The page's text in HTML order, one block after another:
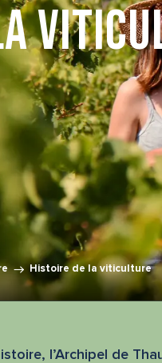
Histoire de la viticulture
l’Archipel de